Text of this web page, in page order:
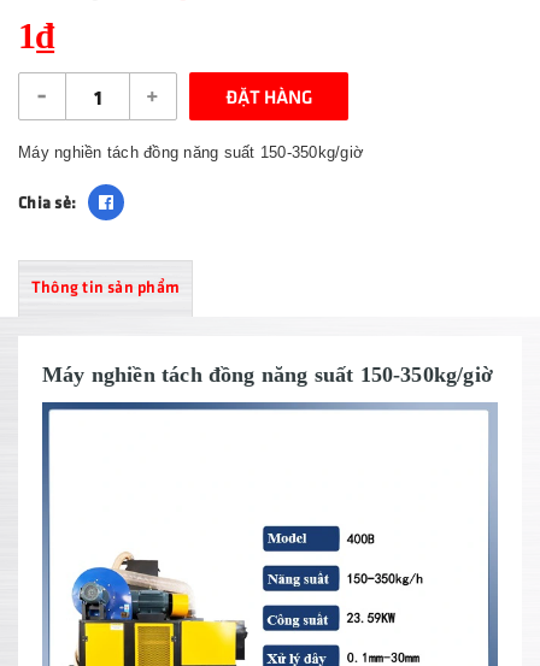
1₫
- + ĐẶT HÀNG
Máy nghiền tách đồng năng suất 150-350kg/giờ
Chia sẻ:
Thông tin sản phẩm
Máy nghiền tách đồng năng suất 150-350kg/giờ